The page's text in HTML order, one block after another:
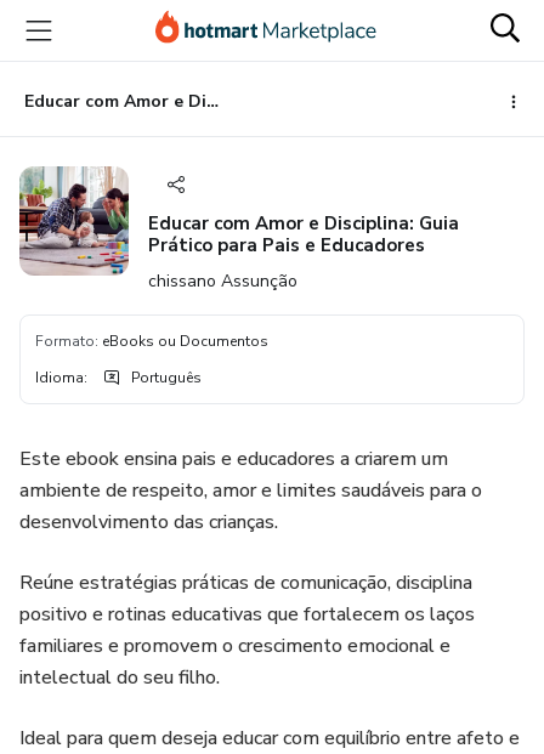
para
conteúdo
principal
para
pagamento
para
rodapé
Educar com Amor e Disciplina: Guia Prático para Pais e Educadores
Educar com Amor e Disciplina: Guia
Prático para Pais e Educadores
chissano Assunção
Formato: eBooks ou Documentos
Idioma: Português
Este ebook ensina pais e educadores a criarem um
ambiente de respeito, amor e limites saudáveis para o
desenvolvimento das crianças.
Reúne estratégias práticas de comunicação, disciplina
positivo e rotinas educativas que fortalecem os laços
familiares e promovem o crescimento emocional e
intelectual do seu filho.
Ideal para quem deseja educar com equilíbrio entre afeto e